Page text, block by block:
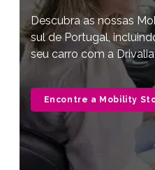
Descubra as nossas
sul de Portugal,
seu carro com a
Encontre a Mobility